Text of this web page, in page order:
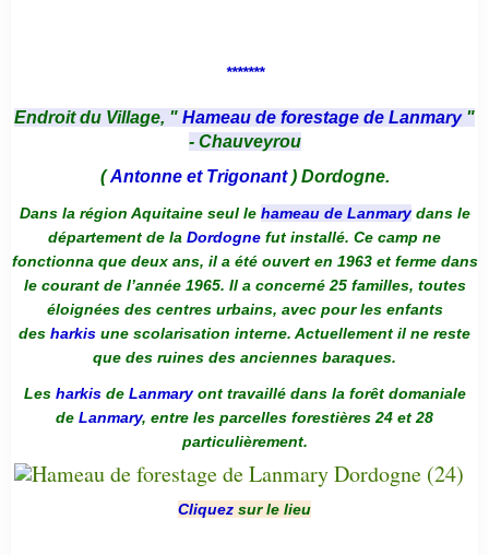
*******
Endroit du Village, " Hameau de forestage de Lanmary "
- Chauveyrou
(Antonne et Trigonant) Dordogne.
Dans la région Aquitaine seul le hameau de Lanmarydans le
département de la Dordogne fut installé. Ce camp ne
fonctionna que deux ans, il a été ouvert en 1963 et ferme dans
le courant de l’année 1965. Il a concerné 25 familles, toutes
éloignées des centres urbains, avec pour les enfants
des harkis une scolarisation interne. Actuellement il ne reste
que des ruines des anciennes baraques.
Les harkis de Lanmaryont travaillé dans la forêt domaniale
de Lanmary, entre les parcelles forestières 24 et 28
particulièrement.
Cliquez sur le lieu